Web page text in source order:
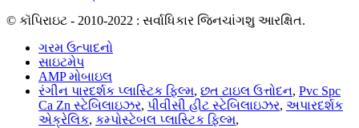
© કૉપિરાઇટ - 2010-2022 : સર્વાધિકાર જિનચાંગશુ આરક્ષિત.
ગરમ ઉત્પાદનો
સાઇટમેપ
AMP મોબાઇલ
રંગીન પારદર્શક પ્લાસ્ટિક ફિલ્મ, છત ટાઇલ ઉત્તોદન, Pvc Spc
Ca Zn સ્ટેબિલાઇઝર, પીવીસી હીટ સ્ટેબિલાઇઝર, અપારદર્શક
એક્રેલિક, કમ્પોસ્ટેબલ પ્લાસ્ટિક ફિલ્મ,